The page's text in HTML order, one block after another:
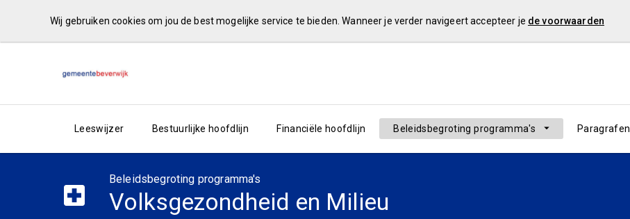
Wij gebruiken cookies om jou de best mogelijke service te bieden. Wanneer je verder navigeert accepteer je de voorwaarden
Leeswijzer Bestuurlijke hoofdlijn Financiële hoofdlijn Beleidsbegroting programma's Paragrafen
Beleidsbegroting programma's
Volksgezondheid en Milieu